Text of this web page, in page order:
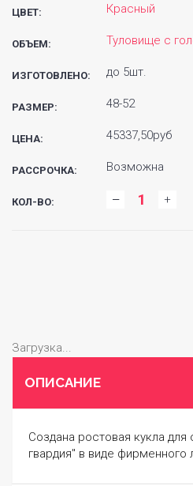
ЦВЕТ: Красный
ОБЪЕМ: Туловище с
ИЗГОТОВЛЕНО: до 5шт.
РАЗМЕР: 48-52
ЦЕНА: 45337,50руб
РАССРОЧКА: Возможна
КОЛ-ВО:
Загрузка...
ОПИСАНИЕ
Создана ростовая кукла для
гвардия" в виде фирменного